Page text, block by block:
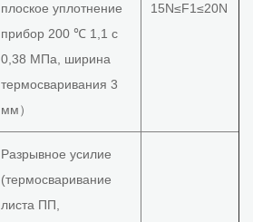
плоское уплотнение
прибор 200 ℃ 1,1 с
0,38 МПа, ширина
термосваривания 3
мм）
15N≤F1≤20N
Разрывное усилие
(термосваривание
листа ПП,